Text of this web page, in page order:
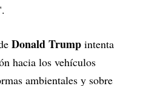
Donald Trump intenta
hacia los vehículos
ambientales y sobre